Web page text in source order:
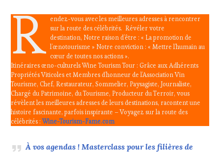
R
endez-vous avec les meilleures adresses à rencontrer
sur la route des célébrités. Révéler votre
destination, Notre raison d’être : « La promotion de
l’œnotourisme » Notre conviction : « Mettre l’humain au
cœur de toutes nos actions ».
Itinéraires œno-culturels Wine Tourism Tour : Grâce aux Adhérents
Propriétés Viticoles et Membres d’honneur de l’Association Vin
Tourisme, Chef, Restaurateur, Sommelier, Paysagiste, Journaliste,
Chargé du Patrimoine, du Tourisme, Producteur du Terroir, vous
révèlent les meilleures adresses de leurs destinations, racontent une
histoire fascinante, parfois inspirante – Voyagez sur la route des
célébrités :Wine-Tourism-Fame.com
À vos agendas ! Masterclass pour les filières de